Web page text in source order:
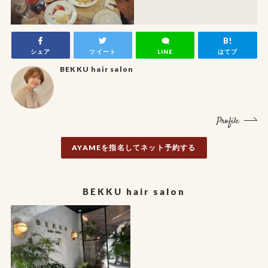
シェア ツイート LINE はてブ
BEKKU hair salon
Profile
AYAMEを指名してネット予約する
BEKKU hair salon